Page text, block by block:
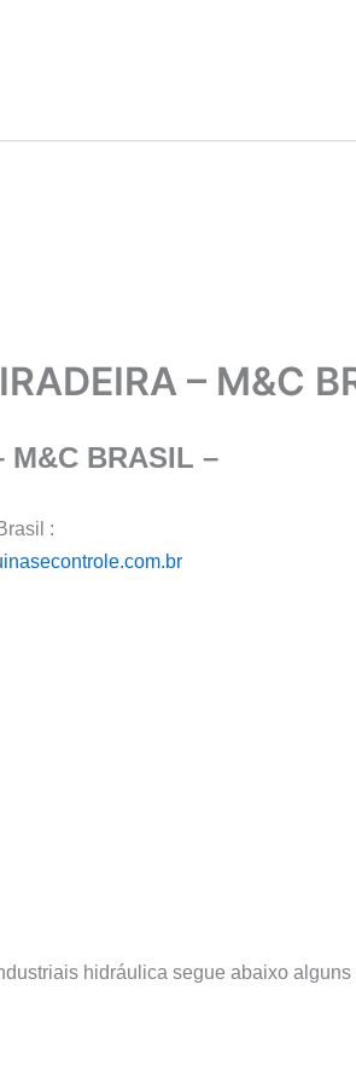
– M&C
M&C BRASIL –
:
hidráulica segue abaixo